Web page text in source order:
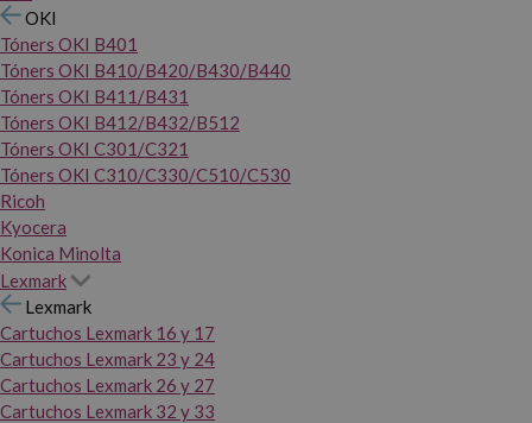
OKI
Tóners OKI B401
Tóners OKI B410/B420/B430/B440
Tóners OKI B411/B431
Tóners OKI B412/B432/B512
Tóners OKI C301/C321
Tóners OKI C310/C330/C510/C530
Ricoh
Kyocera
Konica Minolta
Lexmark
Lexmark
Cartuchos Lexmark 16 y 17
Cartuchos Lexmark 23 y 24
Cartuchos Lexmark 26 y 27
Cartuchos Lexmark 32 y 33